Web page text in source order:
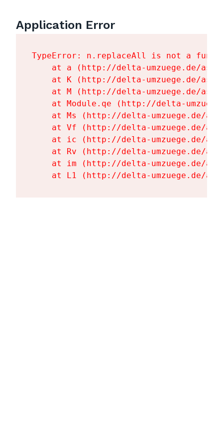
Application Error
TypeError: n.replaceAll is not a
at a (http://delta-umzuege.de/
at K (http://delta-umzuege.de/
at M (http://delta-umzuege.de/
at Module.qe (http://delta-
at Ms (http://delta-umzuege.de/
at Vf (http://delta-umzuege.de/
at ic (http://delta-umzuege.de/
at Rv (http://delta-umzuege.de/
at im (http://delta-umzuege.de/
at L1 (http://delta-umzuege.de/